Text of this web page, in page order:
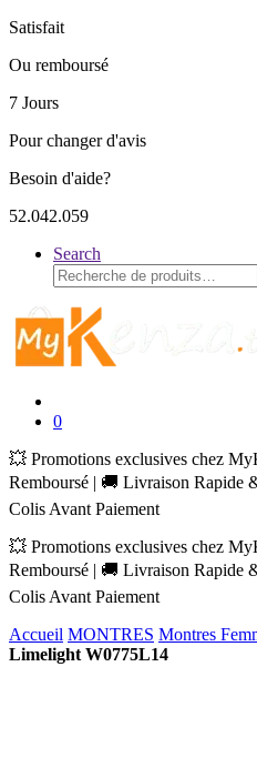
Satisfait
Ou remboursé
7 Jours
Pour changer d'avis
Besoin d'aide?
52.042.059
Search
Recherche
pour :
0
💥 Promotions exclusives chez
Remboursé | 🚚 Livraison Rapide
Colis Avant Paiement
💥 Promotions exclusives chez
Remboursé | 🚚 Livraison Rapide
Colis Avant Paiement
Accueil MONTRES Montres
Limelight W0775L14